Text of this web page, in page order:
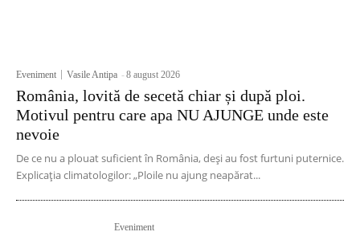
Eveniment Vasile Antipa -8 august 2026
România, lovită de secetă chiar și după ploi.
Motivul pentru care apa NU AJUNGE unde este
nevoie
De ce nu a plouat suficient în România, deși au fost furtuni puternice.
Explicația climatologilor: „Ploile nu ajung neapărat...
Eveniment